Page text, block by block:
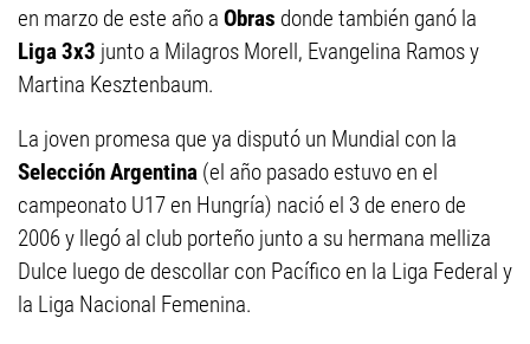
en marzo de este año a Obras donde también ganó la
Liga 3x3 junto a Milagros Morell, Evangelina Ramos y
Martina Kesztenbaum.
La joven promesa que ya disputó un Mundial con la
Selección Argentina (el año pasado estuvo en el
campeonato U17 en Hungría) nació el 3 de enero de
2006 y llegó al club porteño junto a su hermana melliza
Dulce luego de descollar con Pacífico en la Liga Federal y
la Liga Nacional Femenina.